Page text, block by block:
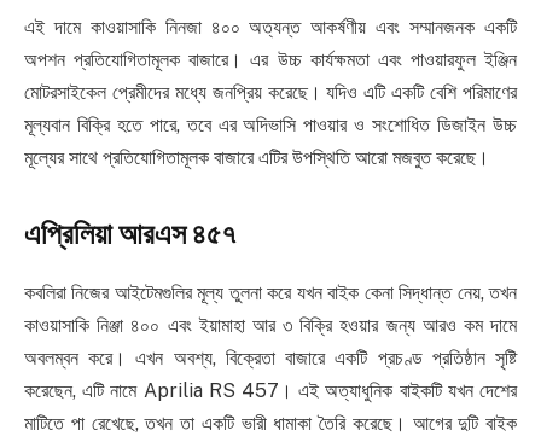
এই দামে কাওয়াসাকি নিনজা ৪০০ অত্যন্ত আকর্ষণীয় এবং সম্মানজনক একটি
অপশন প্রতিযোগিতামূলক বাজারে। এর উচ্চ কার্যক্ষমতা এবং পাওয়ারফুল ইঞ্জিন
মোটরসাইকেল প্রেমীদের মধ্যে জনপ্রিয় করেছে। যদিও এটি একটি বেশি পরিমাণের
মূল্যবান বিক্রি হতে পারে, তবে এর অদিভাসি পাওয়ার ও সংশোধিত ডিজাইন উচ্চ
মূল্যের সাথে প্রতিযোগিতামূলক বাজারে এটির উপস্থিতি আরো মজবুত করেছে।
এপ্রিলিয়া আরএস ৪৫৭
কবলিরা নিজের আইটেমগুলির মূল্য তুলনা করে যখন বাইক কেনা সিদ্ধান্ত নেয়, তখন
কাওয়াসাকি নিঞ্জা ৪০০ এবং ইয়ামাহা আর ৩ বিক্রি হওয়ার জন্য আরও কম দামে
অবলম্বন করে। এখন অবশ্য, বিক্রেতা বাজারে একটি প্রচণ্ড প্রতিষ্ঠান সৃষ্টি
করেছেন, এটি নামে Aprilia RS 457। এই অত্যাধুনিক বাইকটি যখন দেশের
মাটিতে পা রেখেছে, তখন তা একটি ভারী ধামাকা তৈরি করেছে। আগের দুটি বাইক